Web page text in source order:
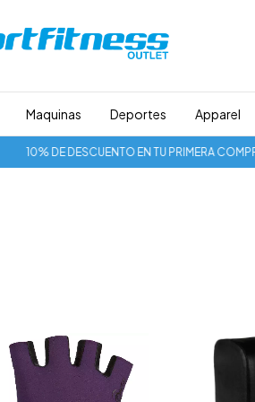
Maquinas Deportes Apparel
10% DE DESCUENTO EN TU PRIMERA